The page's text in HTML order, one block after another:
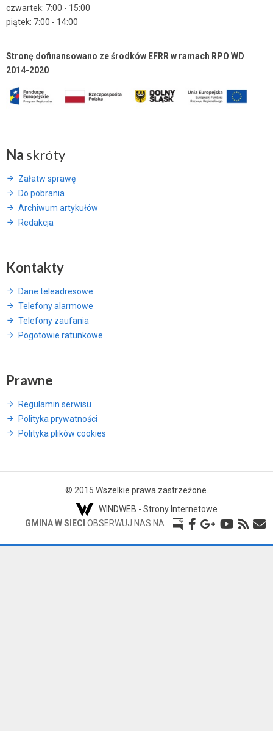
czwartek: 7:00 - 15:00
piątek: 7:00 - 14:00
Stronę dofinansowano ze środków EFRR w ramach RPO WD
2014-2020
Na skróty
Załatw sprawę
Do pobrania
Archiwum artykułów
Redakcja
Kontakty
Dane teleadresowe
Telefony alarmowe
Telefony zaufania
Pogotowie ratunkowe
Prawne
Regulamin serwisu
Polityka prywatności
Polityka plików cookies
© 2015 Wszelkie prawa zastrzeżone.
WINDWEB - Strony Internetowe
GMINA W SIECI OBSERWUJ NAS NA